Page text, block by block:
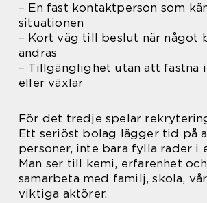
– En fast kontaktperson som
situationen
– Kort väg till beslut när något
ändras
– Tillgänglighet utan att fastna
eller växlar
För det tredje spelar
Ett seriöst bolag lägger tid på
personer, inte bara fylla rader i
Man ser till kemi, erfarenhet
samarbeta med familj, skola,
viktiga aktörer.